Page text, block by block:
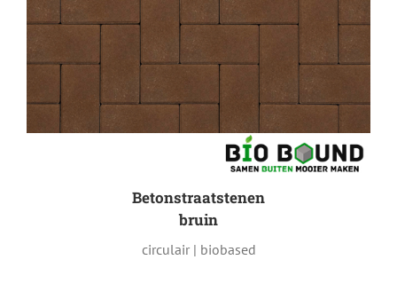
Betonstraatstenen
bruin
circulair | biobased